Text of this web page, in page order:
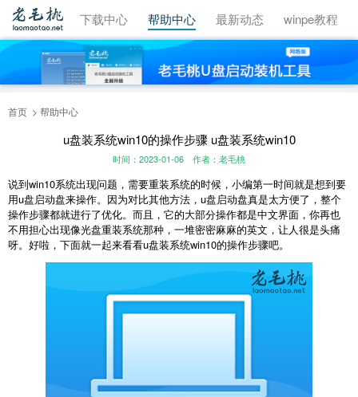
视频教程 下载中心 帮助中心 最新动态 winpe教程
首页 帮助中心
u盘装系统win10的操作步骤 u盘装系统win10
时间：2023-01-06 作者：老毛桃
说到win10系统出现问题，需要重装系统的时候，小编第一时间就是想到要
用u盘启动盘来操作。因为对比其他方法，u盘启动盘真是太方便了，整个
操作步骤都就进行了优化。而且，它的大部分操作都是中文界面，你再也
不用担心出现像光盘重装系统那种，一堆密密麻麻的英文，让人很是头痛
呀。好啦，下面就一起来看看u盘装系统win10的操作步骤吧。